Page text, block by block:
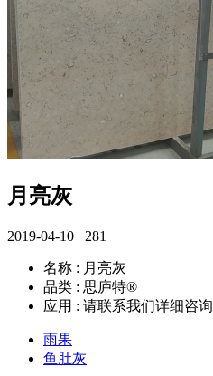
月亮灰
2019-04-10 281
名称 : 月亮灰
品类 : 思庐特®
应用 : 请联系我们详细咨询
雨果
鱼肚灰